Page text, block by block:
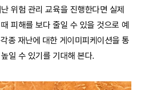
위험 관리 교육을 진행한다면 실제
피해를 보다 줄일 수 있을 것으로 예
종 재난에 대한 게이미피케이션을 통
일 수 있기를 기대해 본다.